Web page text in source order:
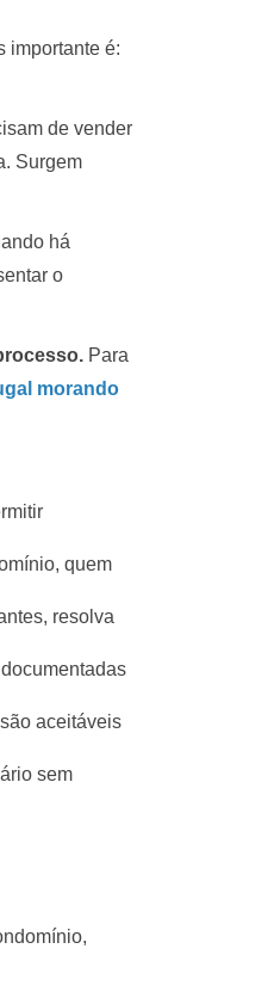
importante é:
de vender
Surgem
há
o
Para
morando
quem
resolva
aceitáveis
sem